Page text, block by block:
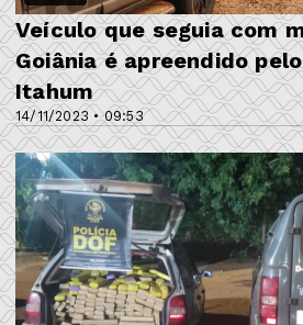
14/11/2023 • 09:53
Veículo que seguia com
Goiânia é apreendido
Itahum